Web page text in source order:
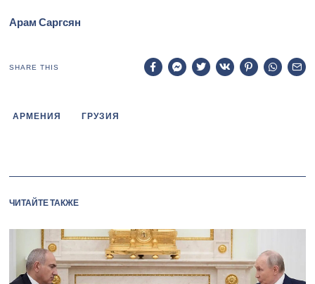
Арам Саргсян
SHARE THIS
АРМЕНИЯ ГРУЗИЯ
ЧИТАЙТЕ ТАКЖЕ